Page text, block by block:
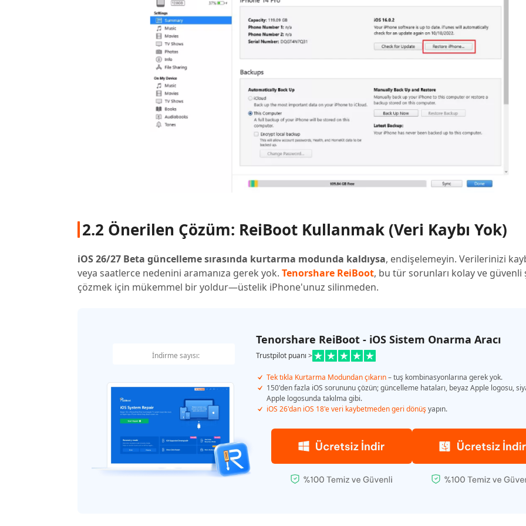
2.2 Önerilen Çözüm: ReiBoot Kullanmak (Veri Kaybı Yok)
iOS 26/27 Beta güncelleme sırasında kurtarma modunda kaldıysa, endişelemeyin. Verilerinizi
veya saatlerce nedenini aramanıza gerek yok. Tenorshare ReiBoot, bu tür sorunları kolay ve güvenli
çözmek için mükemmel bir yoldur—üstelik iPhone'unuz silinmeden.
İndirme sayısı:
Tenorshare ReiBoot - iOS Sistem Onarma Aracı
Trustpilot puanı >
Tek tıkla Kurtarma Modundan çıkarın– tuş kombinasyonlarına gerek yok.
150'den fazla iOS sorununu çözün; güncelleme hataları, beyaz Apple logosu,
Apple logosunda takılma gibi.
iOS 26'dan iOS 18'e veri kaybetmeden geri dönüşyapın.